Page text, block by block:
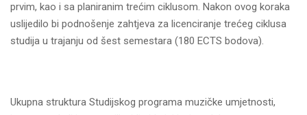
prvim, kao i sa planiranim trećim ciklusom. Nakon ovog koraka
uslijedilo bi podnošenje zahtjeva za licenciranje trećeg ciklusa
studija u trajanju od šest semestara (180 ECTS bodova).
Ukupna struktura Studijskog programa muzičke umjetnosti,